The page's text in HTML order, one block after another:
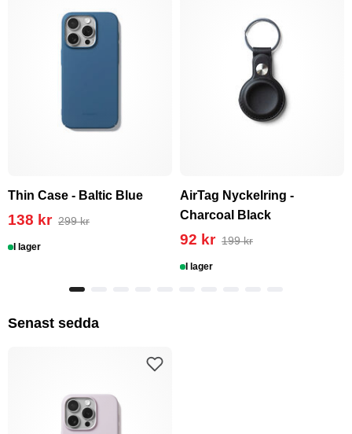
Thin Case - Baltic Blue
138 kr 299 kr
I lager
AirTag Nyckelring -
Charcoal Black
92 kr 199 kr
I lager
Senast sedda